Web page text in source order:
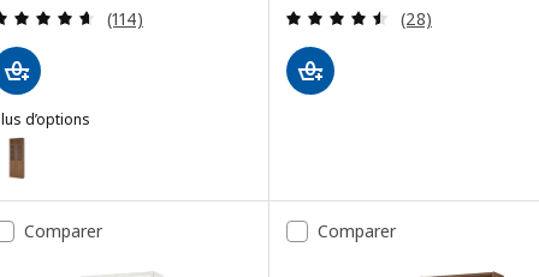
Examen: 4.6 sur des 5 Étoiles. Total des
(114)
d’options
: BILLY / OXBERG, Bibliothèque+portes vitrées, brun effet
: BILLY / OXBERG, Bibliothèque+portes vitrées, eff chêne/
Examen: 4.5
(28)
Comparer Comparer